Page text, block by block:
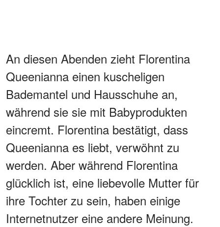
An diesen Abenden zieht Florentina
Queenianna einen kuscheligen
Bademantel und Hausschuhe an,
während sie sie mit Babyprodukten
eincremt. Florentina bestätigt, dass
Queenianna es liebt, verwöhnt zu
werden. Aber während Florentina
glücklich ist, eine liebevolle Mutter für
ihre Tochter zu sein, haben einige
Internetnutzer eine andere Meinung.